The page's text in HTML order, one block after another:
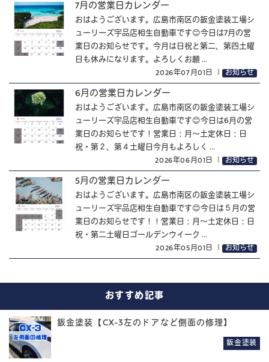
7月の営業日カレンダー
おはようございます。広島市南区の鈑金塗装工場シ
ューリーズ宇品店相生自動車です😊今日は7月の営
業日のお知らせです。今月は日祝と第二、第四土曜
日も休みになります。よろしくお願 ...
2026年07月01日 お知らせ
6月の営業日カレンダー
おはようございます。広島市南区の鈑金塗装工場シ
ューリーズ宇品店相生自動車です😊今日は6月の営
業日のお知らせです！営業日：月～土定休日：日
祝・第２、第４土曜日今月もよろしく ...
2026年06月01日 お知らせ
5月の営業日カレンダー
おはようございます。広島市南区の鈑金塗装工場シ
ューリーズ宇品店相生自動車です😊今日は５月の営
業日のお知らせです！！営業日：月～土定休日：日
祝・第二土曜日ゴールデンウイーク ...
2026年05月01日 お知らせ
おすすめ記事
鈑金塗装【CX-3左のドアなど側面の修理】
鈑金塗装